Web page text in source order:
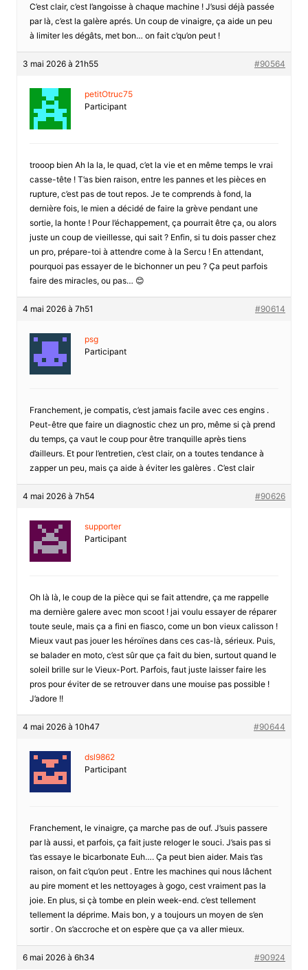
C’est clair, c’est l’angoisse à chaque machine ! J’susi déjà passée
par là, c’est la galère aprés. Un coup de vinaigre, ça aide un peu
à limiter les dégâts, met bon… on fait c’qu’on peut !
3 mai 2026 à 21h55 #90564
petitOtruc75
Participant
trooop bien Ah la la, le quad, c’et la vie et en même temps le vrai
casse-tête ! T’as bien raison, entre les pannes et les pièces en
rupture, c’est pas de tout repos. Je te comprends à fond, la
dernière fois, le mien a décidé de faire la grève pendant une
sortie, la honte ! Pour l’échappement, ça pourrait être ça, ou alors
juste un coup de vieillesse, qui sait ? Enfin, si tu dois passer chez
un pro, prépare-toi à attendre come à la Sercu ! En attendant,
pourquoi pas essayer de le bichonner un peu ? Ça peut parfois
faire des miracles, ou pas… 😊
4 mai 2026 à 7h51 #90614
psg
Participant
Franchement, je compatis, c’est jamais facile avec ces engins .
Peut-être que faire un diagnostic chez un pro, même si çà prend
du temps, ça vaut le coup pour être tranquille après tiens
d’ailleurs. Et pour l’entretien, c’est clair, on a toutes tendance à
zapper un peu, mais ça aide à éviter les galères . C’est clair
4 mai 2026 à 7h54 #90626
supporter
Participant
Oh là là, le coup de la pièce qui se fait attendre, ça me rappelle
ma dernière galere avec mon scoot ! jai voulu essayer de réparer
toute seule, mais ça a fini en fiasco, come un bon vieux calisson !
Mieux vaut pas jouer les héroïnes dans ces cas-là, sérieux. Puis,
se balader en moto, c’est sûr que ça fait du bien, surtout quand le
soleil brille sur le Vieux-Port. Parfois, faut juste laisser faire les
pros pour éviter de se retrouver dans une mouise pas possible !
J’adore !!
4 mai 2026 à 10h47 #90644
dsl9862
Participant
Franchement, le vinaigre, ça marche pas de ouf. J’suis passere
par là aussi, et parfois, ça fait juste reloger le souci. J’sais pas si
t’as essaye le bicarbonate Euh…. Ça peut bien aider. Mais t’as
raison, on fait c’qu’on peut . Entre les machines qui nous lâchent
au pire moment et les nettoyages à gogo, cest vraiment pas la
joie. En plus, si çà tombe en plein week-end. c’est tellement
tellement la déprime. Mais bon, y a toujours un moyen de s’en
sortir . On s’accroche et on espère que ça va aller mieux.
6 mai 2026 à 6h34 #90924